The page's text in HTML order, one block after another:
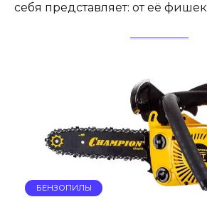
себя представляет: от её фишек
БЕНЗОПИЛЫ